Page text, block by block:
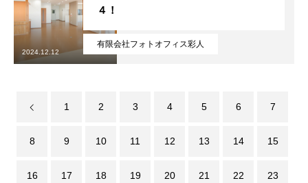
有限会社フォトオフィス彩人
４！
2024.12.12
1 2 3 4 5 6 7
8 9 10 11 12 13 14 15
16 17 18 19 20 21 22 23